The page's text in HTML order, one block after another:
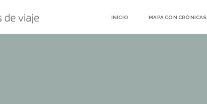
INICIO MAPA CON CRÓNICAS